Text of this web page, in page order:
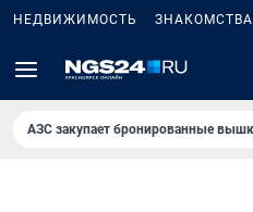
НЕДВИЖИМОСТЬ ЗНАКОМСТВА
AЗС закупает бронированные